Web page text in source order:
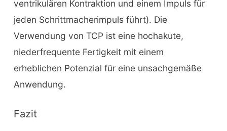
ventrikulären Kontraktion und einem Impuls für
jeden Schrittmacherimpuls führt). Die
Verwendung von TCP ist eine hochakute,
niederfrequente Fertigkeit mit einem
erheblichen Potenzial für eine unsachgemäße
Anwendung.
Fazit